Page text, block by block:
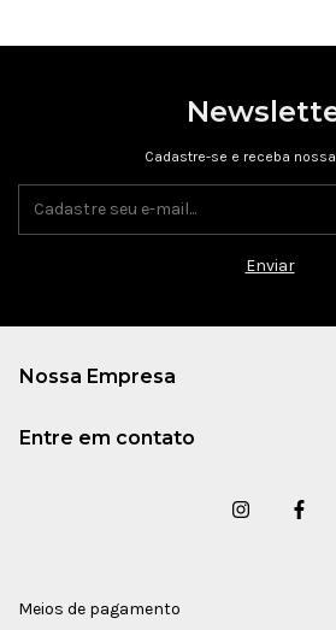
Cadastre-se e receba
Nossa Empresa
Entre em contato
Meios de pagamento